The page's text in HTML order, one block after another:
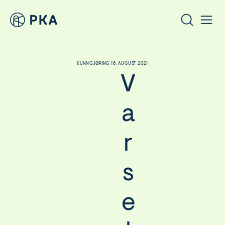
KUNNGJØRING 16. AUGUST 2021
V
a
r
s
e